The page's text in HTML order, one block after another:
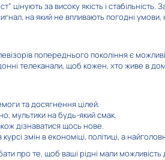
Cine+ Legend
Cartoon Network
за високу якість і стабільність.
на який не впливають погодні
попереднього покоління є
телеканали, щоб кожен, хто живе в
та досягнення цілей.
мультики на будь-який смак.
дізнаватися щось нове.
змін в економіці, політиці, а
про те, щоб ваші рідні мали можливість